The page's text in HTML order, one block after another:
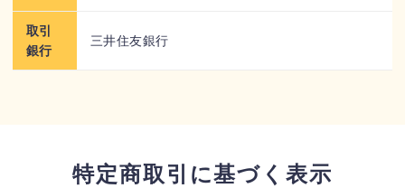
取引
銀行
三井住友銀行
特定商取引に基づく表示